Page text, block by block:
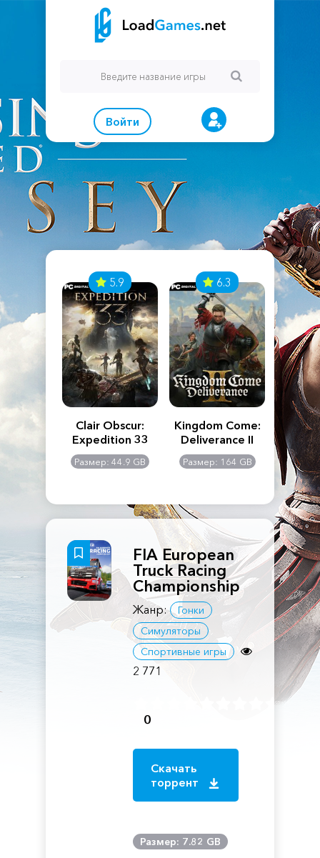
Войти
Creed
5.9
Clair Obscur:
Expedition 33
Размер: 44.9 GB
6.3
Kingdom Come:
Deliverance II
Размер: 164 GB
The
FIA European
Truck Racing
Championship
Жанр:
Гонки
Симуляторы
Спортивные игры
2 771
0
Скачать
торрент
Размер: 7.82 GB